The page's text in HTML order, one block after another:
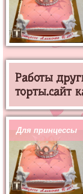
Работы
торты.сайт
Для принцессы